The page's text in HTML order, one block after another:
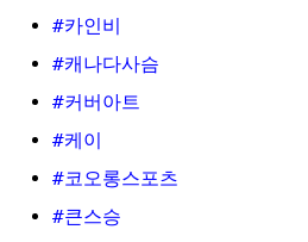
#카인비
#캐나다사슴
#커버아트
#케이
#코오롱스포츠
#큰스승